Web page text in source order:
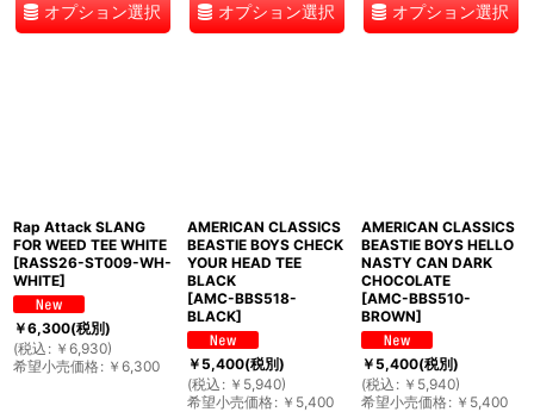
オプション選択 オプション選択 オプション選択
Rap Attack SLANG
FOR WEED TEE WHITE
[RASS26-ST009-WH-
WHITE]
￥6,300(税別)
(税込 : ￥ 6,930)
希望小売価格: ￥ 6,300
AMERICAN CLASSICS
BEASTIE BOYS CHECK
YOUR HEAD TEE
BLACK
[AMC-BBS518-
BLACK]
￥5,400(税別)
(税込 : ￥ 5,940)
希望小売価格: ￥ 5,400
AMERICAN CLASSICS
BEASTIE BOYS HELLO
NASTY CAN DARK
CHOCOLATE
[AMC-BBS510-
BROWN]
￥5,400(税別)
(税込 : ￥ 5,940)
希望小売価格: ￥ 5,400